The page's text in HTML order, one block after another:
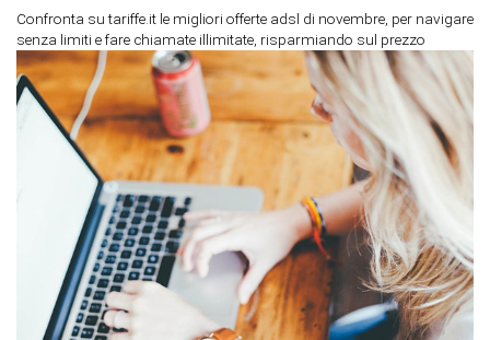
Confronta su tariffe.it le migliori offerte adsl di novembre, per navigare
senza limiti e fare chiamate illimitate, risparmiando sul prezzo